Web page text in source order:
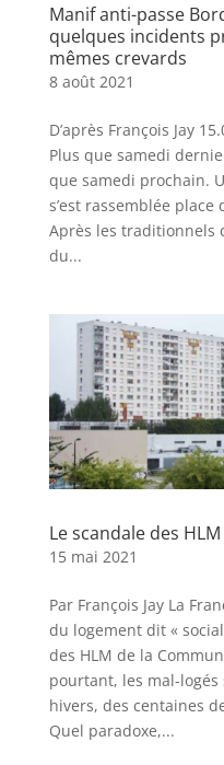
Manif anti-passe
quelques incidents
mêmes crevards
8 août 2021
D’après François Jay
Plus que samedi
que samedi prochain.
s’est rassemblée place
Après les traditionnels
du...
Le scandale des HLM
15 mai 2021
Par François Jay La
du logement dit «
des HLM de la
pourtant, les mal-
hivers, des centaines
Quel paradoxe,...